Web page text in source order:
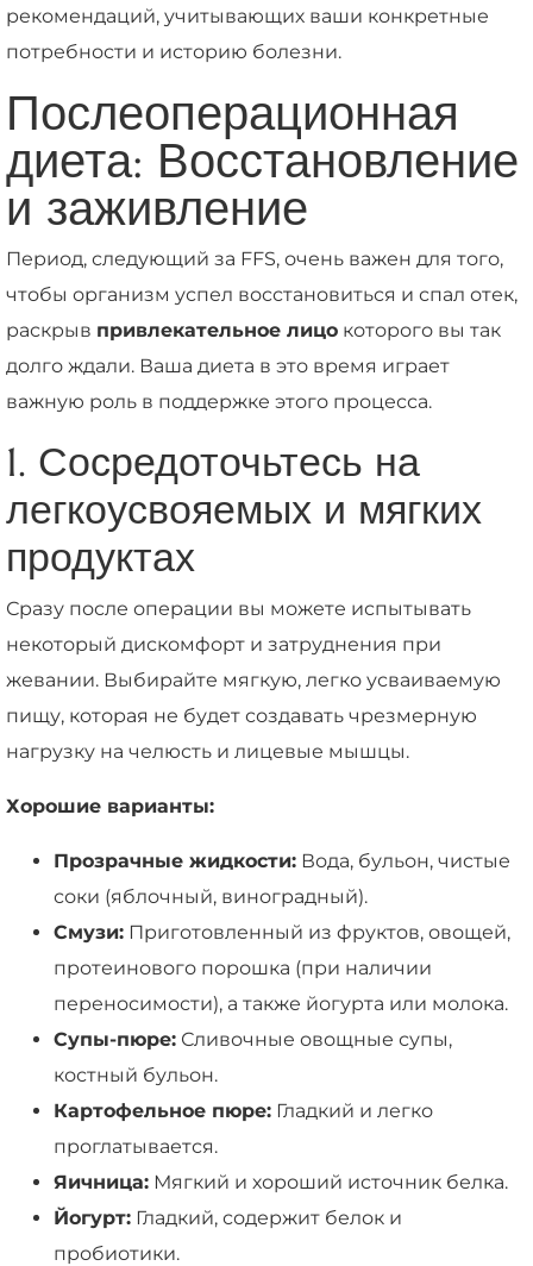
рекомендаций, учитывающих ваши конкретные
потребности и историю болезни.
Послеоперационная
диета: Восстановление
и заживление
Период, следующий за FFS, очень важен для того,
чтобы организм успел восстановиться и спал отек,
раскрыв привлекательное лицо которого вы так
долго ждали. Ваша диета в это время играет
важную роль в поддержке этого процесса.
1. Сосредоточьтесь на
легкоусвояемых и мягких
продуктах
Сразу после операции вы можете испытывать
некоторый дискомфорт и затруднения при
жевании. Выбирайте мягкую, легко усваиваемую
пищу, которая не будет создавать чрезмерную
нагрузку на челюсть и лицевые мышцы.
Хорошие варианты:
Прозрачные жидкости: Вода, бульон, чистые
соки (яблочный, виноградный).
Смузи: Приготовленный из фруктов, овощей,
протеинового порошка (при наличии
переносимости), а также йогурта или молока.
Супы-пюре: Сливочные овощные супы,
костный бульон.
Картофельное пюре: Гладкий и легко
проглатывается.
Яичница: Мягкий и хороший источник белка.
Йогурт: Гладкий, содержит белок и
пробиотики.